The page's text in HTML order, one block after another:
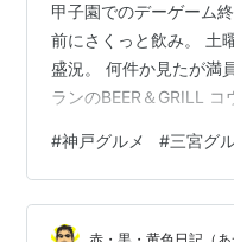
甲子園でのデーゲーム
前にさくっと飲み。 土
盛況。 何件か見たが満
ランのBEER＆GRILL コ
#神戸グルメ #三宮グ